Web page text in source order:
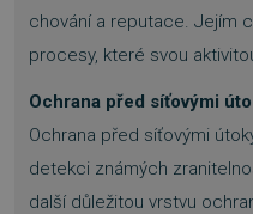
chování a reputace. Jejím
procesy, které svou
Ochrana před síťovými
Ochrana před síťovými
detekci známých
další důležitou vrstvu